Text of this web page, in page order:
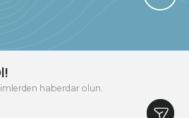
haberdar olun.